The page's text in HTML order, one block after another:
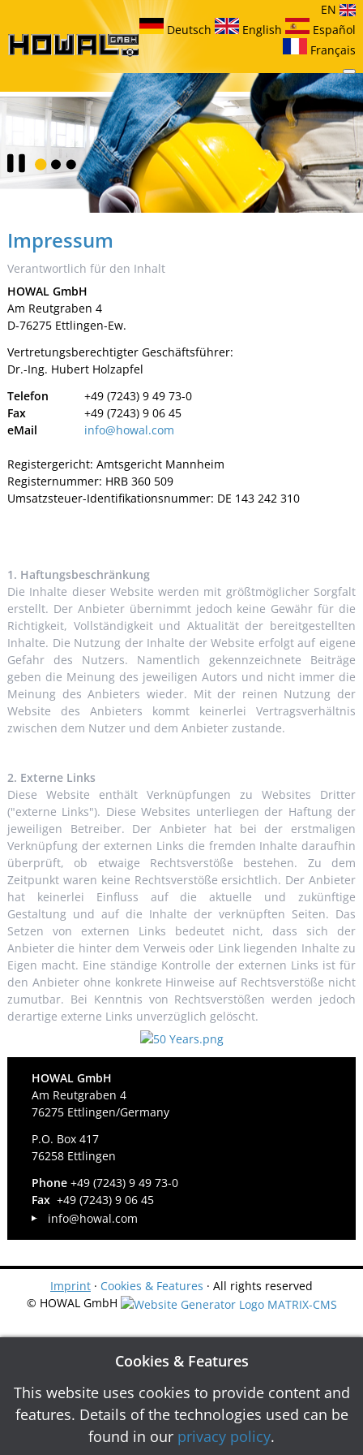
EN
Deutsch
English
Español
Français
HOWAL GmbH
Am Reutgraben 4
76275 Ettlingen/Germany
P.O. Box 417
76258 Ettlingen
Phone+49 (7243) 9 49 73-0
Fax+49 (7243) 9 06 45
info@howal.com
Impressum
Verantwortlich für den Inhalt
HOWAL GmbH
Am Reutgraben 4
D-76275 Ettlingen-Ew.
Vertretungsberechtigter Geschäftsführer:
Dr.-Ing. Hubert Holzapfel
Telefon
+49 (7243) 9 49 73-0
Fax
+49 (7243) 9 06 45
eMail
info@howal.com
Registergericht: Amtsgericht Mannheim
Registernummer: HRB 360 509
Umsatzsteuer-Identifikationsnummer: DE 143 242 310
1. Haftungsbeschränkung
Die Inhalte dieser Website werden mit größtmöglicher Sorgfalt
erstellt. Der Anbieter übernimmt jedoch keine Gewähr für die
Richtigkeit, Vollständigkeit und Aktualität der bereitgestellten
Inhalte. Die Nutzung der Inhalte der Website erfolgt auf eigene
Gefahr des Nutzers. Namentlich gekennzeichnete Beiträge
geben die Meinung des jeweiligen Autors und nicht immer die
Meinung des Anbieters wieder. Mit der reinen Nutzung der
Website des Anbieters kommt keinerlei Vertragsverhältnis
zwischen dem Nutzer und dem Anbieter zustande.
2. Externe Links
Diese Website enthält Verknüpfungen zu Websites Dritter
("externe Links"). Diese Websites unterliegen der Haftung der
jeweiligen Betreiber. Der Anbieter hat bei der erstmaligen
Verknüpfung der externen Links die fremden Inhalte daraufhin
überprüft, ob etwaige Rechtsverstöße bestehen. Zu dem
Zeitpunkt waren keine Rechtsverstöße ersichtlich. Der Anbieter
hat keinerlei Einfluss auf die aktuelle und zukünftige
Gestaltung und auf die Inhalte der verknüpften Seiten. Das
Setzen von externen Links bedeutet nicht, dass sich der
Anbieter die hinter dem Verweis oder Link liegenden Inhalte zu
Eigen macht. Eine ständige Kontrolle der externen Links ist für
den Anbieter ohne konkrete Hinweise auf Rechtsverstöße nicht
zumutbar. Bei Kenntnis von Rechtsverstößen werden jedoch
derartige externe Links unverzüglich gelöscht.
Imprint · Cookies & Features · All rights reserved
© HOWAL GmbH
Cookies & Features
This website uses cookies to provide content and
features. Details of the technologies used can be
found in our privacy policy.